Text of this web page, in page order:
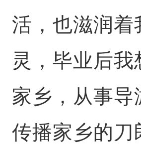
活，也滋润着
灵，毕业后我
家乡，从事导
传播家乡的刀